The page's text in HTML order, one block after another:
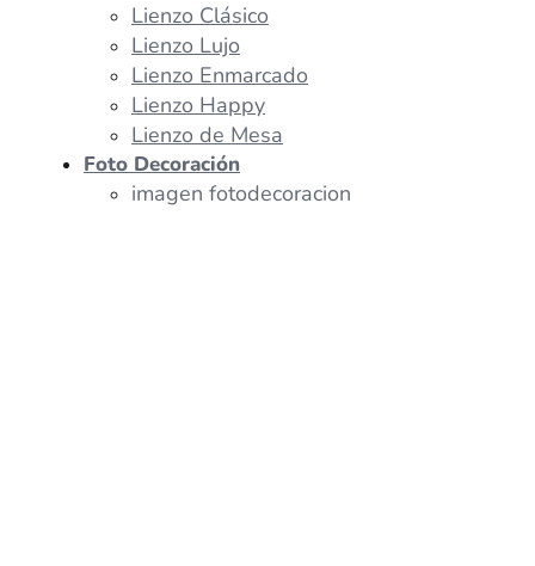
Lienzo Clásico
Lienzo Lujo
Lienzo Enmarcado
Lienzo Happy
Lienzo de Mesa
Foto Decoración
imagen fotodecoracion